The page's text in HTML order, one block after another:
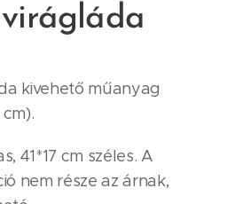
kivehető műanyag
41*17 cm széles. A
nem része az árnak,